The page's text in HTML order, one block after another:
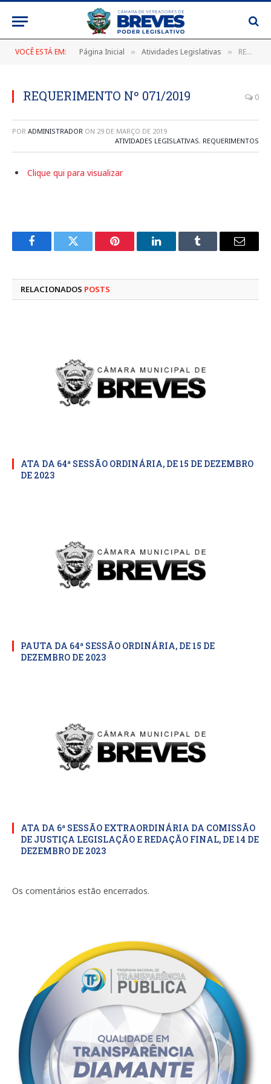
VOCÊ ESTÁ EM: Página Inicial » Atividades Legislativas » REQUERIMENTO Nº 071/2019
REQUERIMENTO Nº 071/2019 0
POR ADMINISTRADOR ON 29 DE MARÇO DE 2019
ATIVIDADES LEGISLATIVAS, REQUERIMENTOS
Clique qui para visualizar
FacebookTwitter Pinterest LinkedInTumblr
E-
RELACIONADOS POSTS
ATA DA 64ª SESSÃO ORDINÁRIA, DE 15 DE DEZEMBRO
DE 2023
PAUTA DA 64ª SESSÃO ORDINÁRIA, DE 15 DE
DEZEMBRO DE 2023
ATA DA 6ª SESSÃO EXTRAORDINÁRIA DA COMISSÃO
DE JUSTIÇA LEGISLAÇÃO E REDAÇÃO FINAL, DE 14 DE
DEZEMBRO DE 2023
Os comentários estão encerrados.